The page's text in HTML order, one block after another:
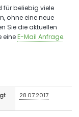
für beliebig viele
ohne eine neue
Sie die aktuellen
eineE-Mail Anfrage.
28.07.2017